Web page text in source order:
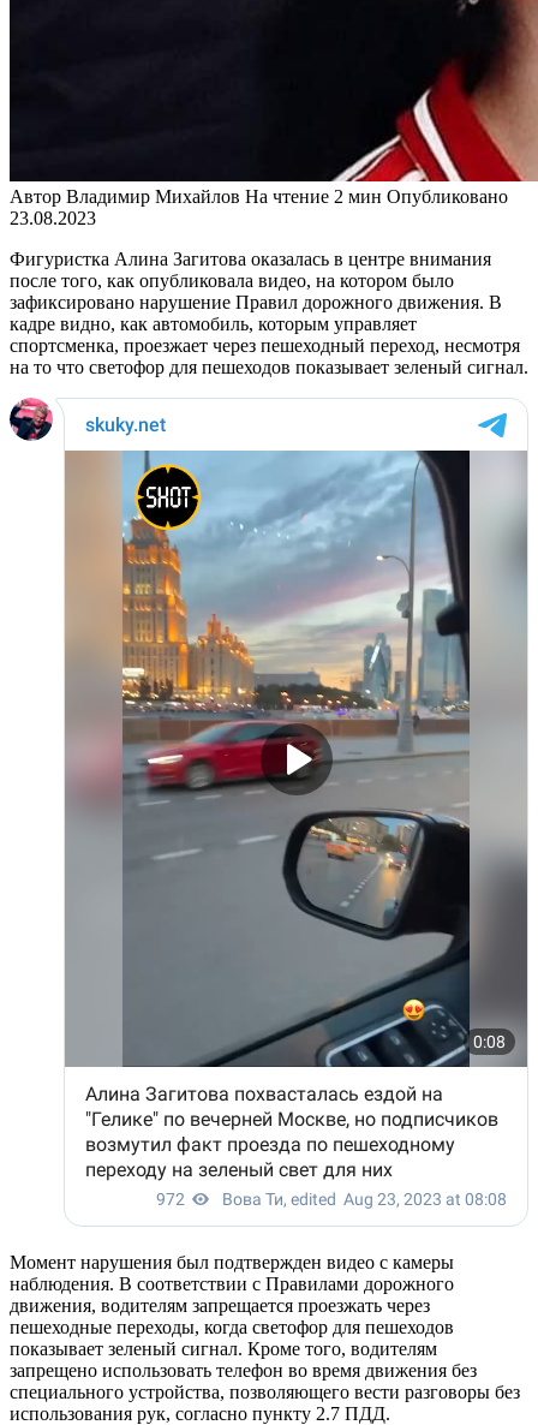
Автор Владимир Михайлов На чтение 2 мин Опубликовано
23.08.2023
Фигуристка Алина Загитова оказалась в центре внимания
после того, как опубликовала видео, на котором было
зафиксировано нарушение Правил дорожного движения. В
кадре видно, как автомобиль, которым управляет
спортсменка, проезжает через пешеходный переход, несмотря
на то что светофор для пешеходов показывает зеленый сигнал.
Момент нарушения был подтвержден видео с камеры
наблюдения. В соответствии с Правилами дорожного
движения, водителям запрещается проезжать через
пешеходные переходы, когда светофор для пешеходов
показывает зеленый сигнал. Кроме того, водителям
запрещено использовать телефон во время движения без
специального устройства, позволяющего вести разговоры без
использования рук, согласно пункту 2.7 ПДД.